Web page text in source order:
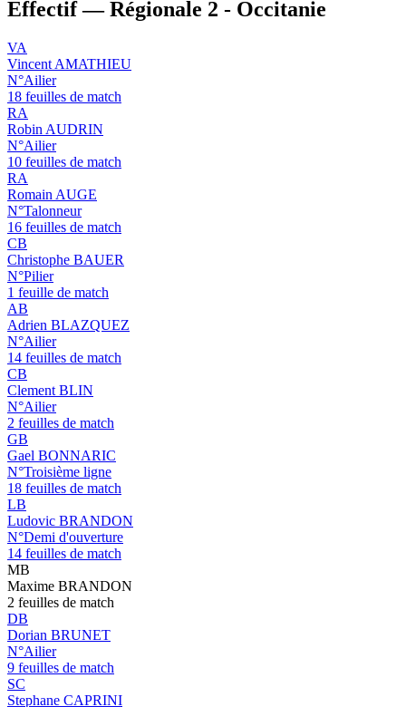
Effectif — Régionale 2 - Occitanie
VA
Vincent AMATHIEU
N°Ailier
18 feuilles de match
RA
Robin AUDRIN
N°Ailier
10 feuilles de match
RA
Romain AUGE
N°Talonneur
16 feuilles de match
CB
Christophe BAUER
N°Pilier
1 feuille de match
AB
Adrien BLAZQUEZ
N°Ailier
14 feuilles de match
CB
Clement BLIN
N°Ailier
2 feuilles de match
GB
Gael BONNARIC
N°Troisième ligne
18 feuilles de match
LB
Ludovic BRANDON
N°Demi d'ouverture
14 feuilles de match
MB
Maxime BRANDON
2 feuilles de match
DB
Dorian BRUNET
N°Ailier
9 feuilles de match
SC
Stephane CAPRINI